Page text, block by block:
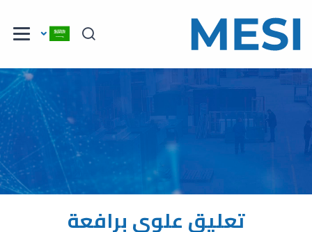
تعليق علوي برافعة